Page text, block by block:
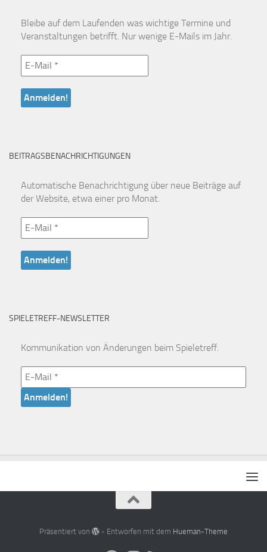
Bleibe auf dem Laufenden was wichtige Termine und
Veranstaltungen betrifft. Nur wenige E-Mails im Jahr.
BEITRAGSBENACHRICHTIGUNGEN
Automatische Benachrichtigung über neue Beiträge auf
der Website, etwa einer pro Monat.
SPIELETREFF-NEWSLETTER
Kommunikation von Änderungen beim Spieletreff.
Präsentiert von - Entworfen mit dem Hueman-Theme